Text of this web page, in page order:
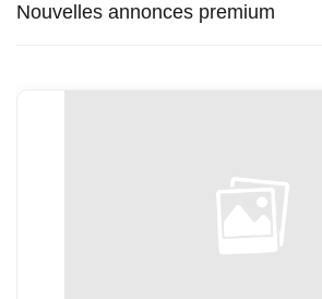
Nouvelles annonces premium